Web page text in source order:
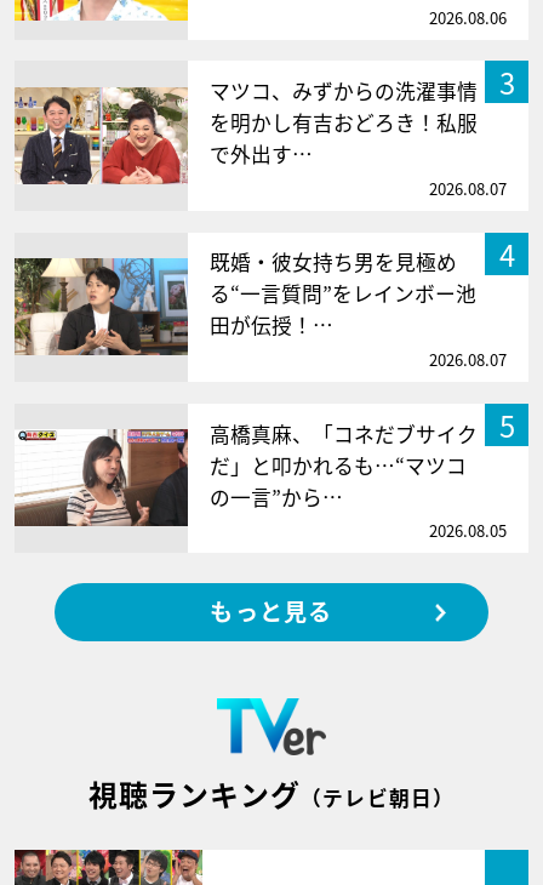
2026.08.06
3
マツコ、みずからの洗濯事情
を明かし有吉おどろき！私服
で外出す…
2026.08.07
4
既婚・彼女持ち男を見極め
る“一言質問”をレインボー池
田が伝授！…
2026.08.07
5
高橋真麻、「コネだブサイク
だ」と叩かれるも…“マツコ
の一言”から…
2026.08.05
もっと見る
視聴ランキング （テレビ朝日）